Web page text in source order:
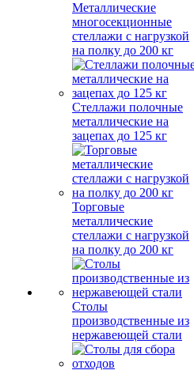
Металлические
многосекционные
стеллажи с нагрузкой
на полку до 200 кг
Стеллажи полочные
металлические на
зацепах до 125 кг
Торговые
металлические
стеллажи с нагрузкой
на полку до 200 кг
Столы
производственные из
нержавеющей стали